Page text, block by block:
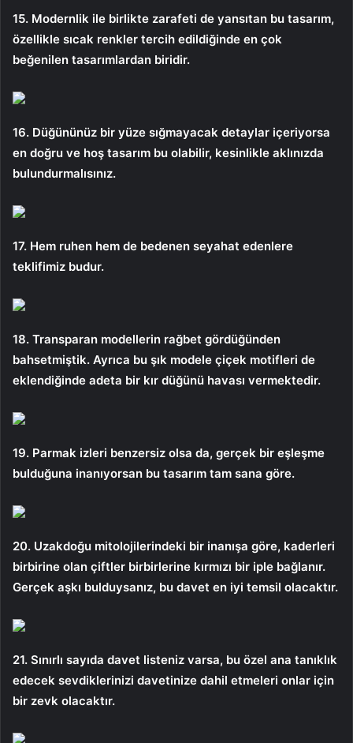
15. Modernlik ile birlikte zarafeti de yansıtan bu tasarım,
özellikle sıcak renkler tercih edildiğinde en çok
beğenilen tasarımlardan biridir.
16. Düğününüz bir yüze sığmayacak detaylar içeriyorsa
en doğru ve hoş tasarım bu olabilir, kesinlikle aklınızda
bulundurmalısınız.
17. Hem ruhen hem de bedenen seyahat edenlere
teklifimiz budur.
18. Transparan modellerin rağbet gördüğünden
bahsetmiştik. Ayrıca bu şık modele çiçek motifleri de
eklendiğinde adeta bir kır düğünü havası vermektedir.
19. Parmak izleri benzersiz olsa da, gerçek bir eşleşme
bulduğuna inanıyorsan bu tasarım tam sana göre.
20. Uzakdoğu mitolojilerindeki bir inanışa göre, kaderleri
birbirine olan çiftler birbirlerine kırmızı bir iple bağlanır.
Gerçek aşkı bulduysanız, bu davet en iyi temsil olacaktır.
21. Sınırlı sayıda davet listeniz varsa, bu özel ana tanıklık
edecek sevdiklerinizi davetinize dahil etmeleri onlar için
bir zevk olacaktır.